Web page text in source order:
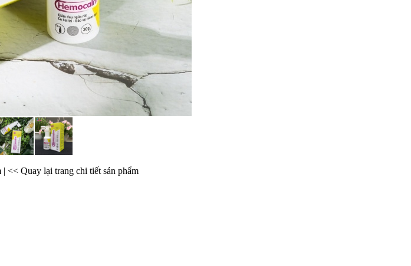
| << Quay lại trang chi tiết sản phẩm